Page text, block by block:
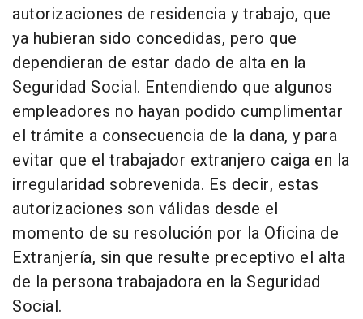
autorizaciones de residencia y trabajo, que
ya hubieran sido concedidas, pero que
dependieran de estar dado de alta en la
Seguridad Social. Entendiendo que algunos
empleadores no hayan podido cumplimentar
el trámite a consecuencia de la dana, y para
evitar que el trabajador extranjero caiga en la
irregularidad sobrevenida. Es decir, estas
autorizaciones son válidas desde el
momento de su resolución por la Oficina de
Extranjería, sin que resulte preceptivo el alta
de la persona trabajadora en la Seguridad
Social.